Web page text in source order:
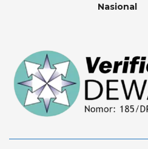
Nasional